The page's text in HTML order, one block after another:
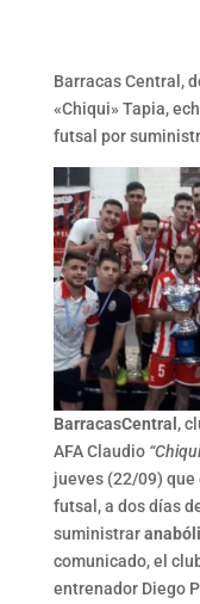
Barracas Central,
«Chiqui» Tapia,
futsal por
BarracasCentral ,
AFA Claudio
jueves (22/09)
futsal, a dos días
suministrar
comunicado, el
entrenador Diego